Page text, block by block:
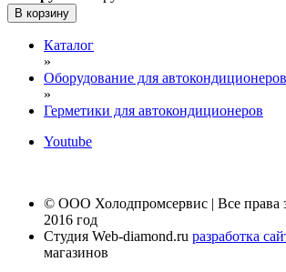
В корзину
Каталог
»
Оборудование для автокондиционеров
»
Герметики для автокондиционеров
Youtube
© ООО Холодпромсервис | Все права
2016 год
Студия Web-diamond.ru разработка
магазинов